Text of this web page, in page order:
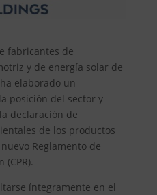
fabricantes de
y de energía solar de
elaborado un
posición del sector y
declaración de
de los productos
Reglamento de
íntegramente en el